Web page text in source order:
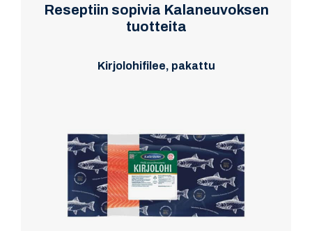
Reseptiin sopivia Kalaneuvoksen
tuotteita
Kirjolohifilee, pakattu